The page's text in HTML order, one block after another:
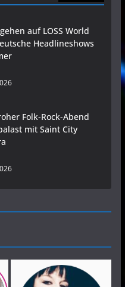
gehen auf LOSS World
Headlineshows
Folk-Rock-Abend
mit Saint City